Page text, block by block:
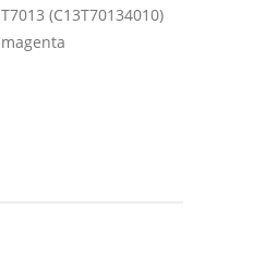
T7013 (C13T70134010)
magenta